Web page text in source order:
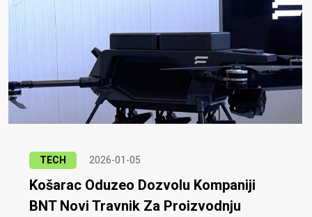
TECH 2026-01-05
Košarac Oduzeo Dozvolu Kompaniji
BNT Novi Travnik Za Proizvodnju